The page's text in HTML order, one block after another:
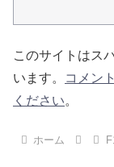
このサイトはス
います。
コメン
ください。
ホーム